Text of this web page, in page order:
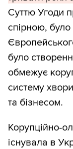
Суттю Угоди
спірною,
було
обмежує
систему
та бізнесом.
Корупційно-
існувала в